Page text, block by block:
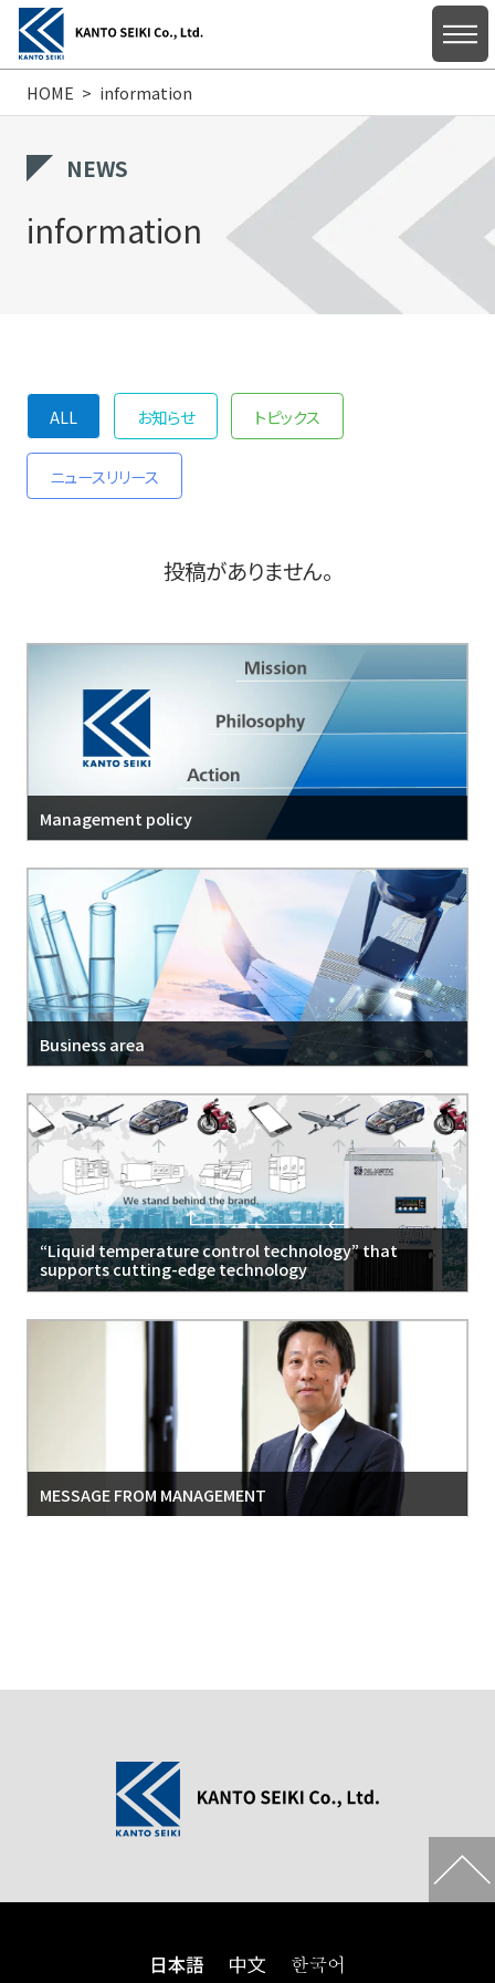
HOME
SUPPORT・INQUIRY
Company info
personal information protection policy
HOME information
NEWS
information
ALL お知らせ トピックス
ニュースリリース
投稿がありません。
Management policy
Business area
“Liquid temperature control technology” that
supports cutting-edge technology
MESSAGE FROM MANAGEMENT